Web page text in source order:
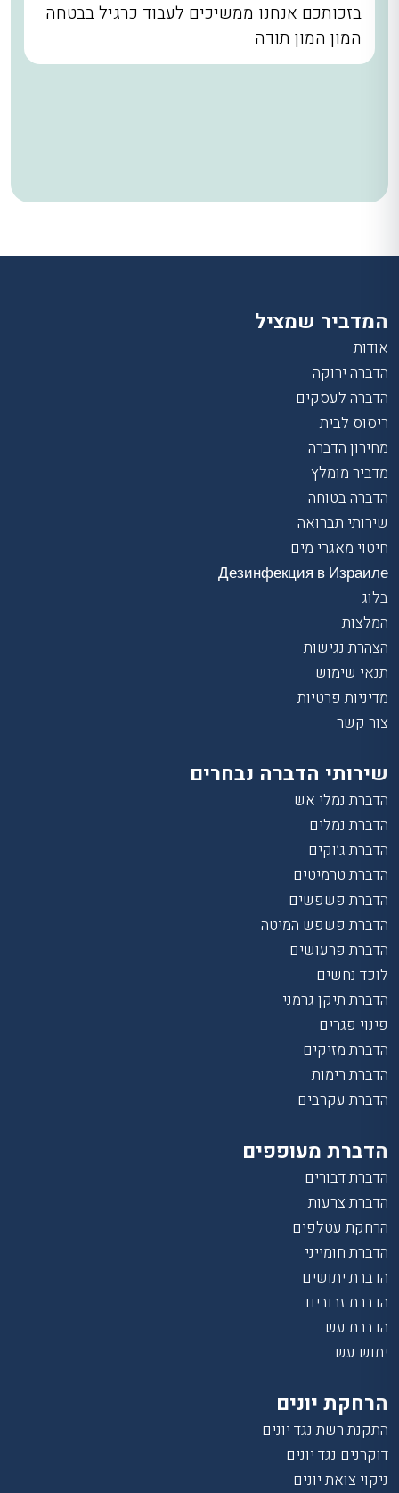
בזכותכם אנחנו ממשיכים לעבוד כרגיל בבטחה
המון המון תודה
המדביר שמציל
אודות
הדברה ירוקה
הדברה לעסקים
ריסוס לבית
מחירון הדברה
מדביר מומלץ
הדברה בטוחה
שירותי תברואה
חיטוי מאגרי מים
Дезинфекция в Израиле
בלוג
המלצות
הצהרת נגישות
תנאי שימוש
מדיניות פרטיות
צור קשר
שירותי הדברה נבחרים
הדברת נמלי אש
הדברת נמלים
הדברת ג’וקים
הדברת טרמיטים
הדברת פשפשים
הדברת פשפש המיטה
הדברת פרעושים
לוכד נחשים
הדברת תיקן גרמני
פינוי פגרים
הדברת מזיקים
הדברת רימות
הדברת עקרבים
הדברת מעופפים
הדברת דבורים
הדברת צרעות
הרחקת עטלפים
הדברת חומייני
הדברת יתושים
הדברת זבובים
הדברת עש
יתוש עש
הרחקת יונים
התקנת רשת נגד יונים
דוקרנים נגד יונים
ניקוי צואת יונים